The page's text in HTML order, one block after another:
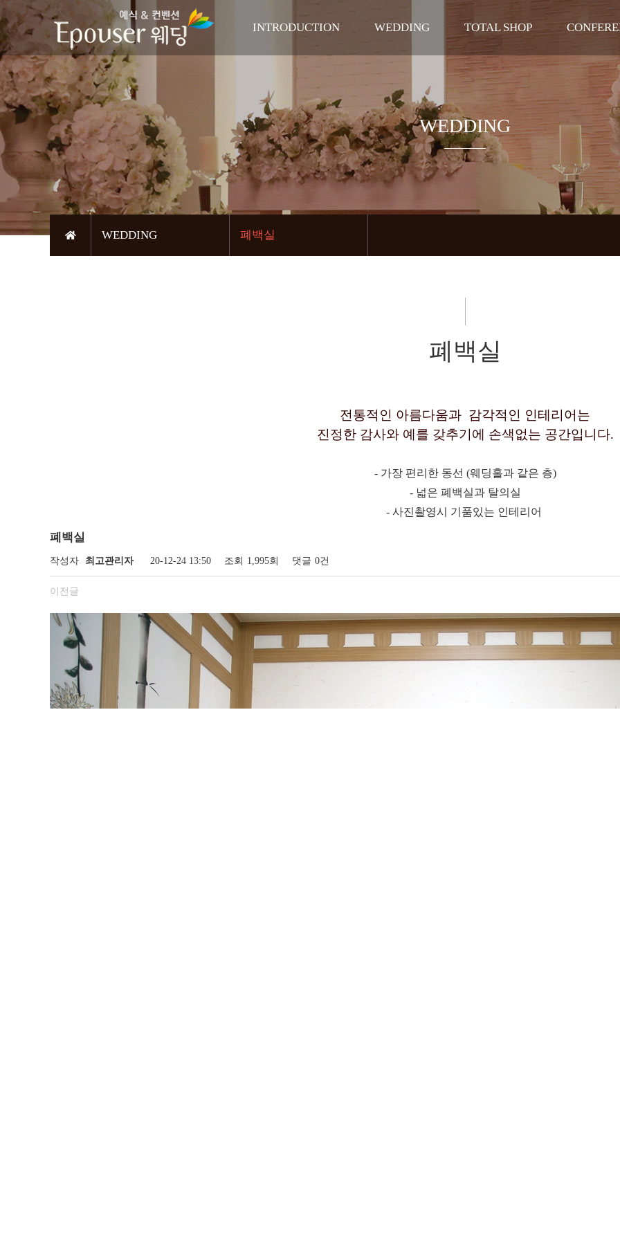
INTRODUCTION
축복의 공간
오시는길
WEDDING
펠리체홀
로비
라벨르 신부대기실
펠리체 신부대기실
폐백실
테라스
TOTAL SHOP
DRESS
BEAUTY
웨딩연
기타단체
WEDDING 폐백실
WEDDING
폐백실
전통적인 아름다움과 감각적인 인테리어는
진정한 감사와 예를 갖추기에 손색없는 공간입니다.
- 가장 편리한 동선 (웨딩홀과 같은 층)
- 넓은 폐백실과 탈의실
- 사진촬영시 기품있는 인테리어
폐백실
작성자 최고관리자 20-12-24 13:50 조회 1,995회 댓글 0건
이전글